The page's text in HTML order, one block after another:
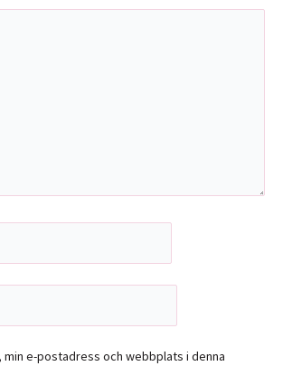
min e-postadress och webbplats i denna